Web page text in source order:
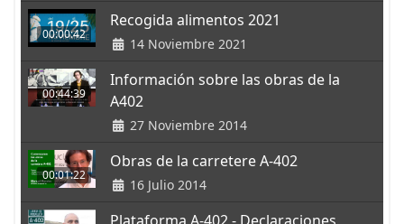
00:00:42
Recogida alimentos 2021
14 Noviembre 2021
00:44:39
Información sobre las obras de la
A402
27 Noviembre 2014
00:01:22
Obras de la carretere A-402
16 Julio 2014